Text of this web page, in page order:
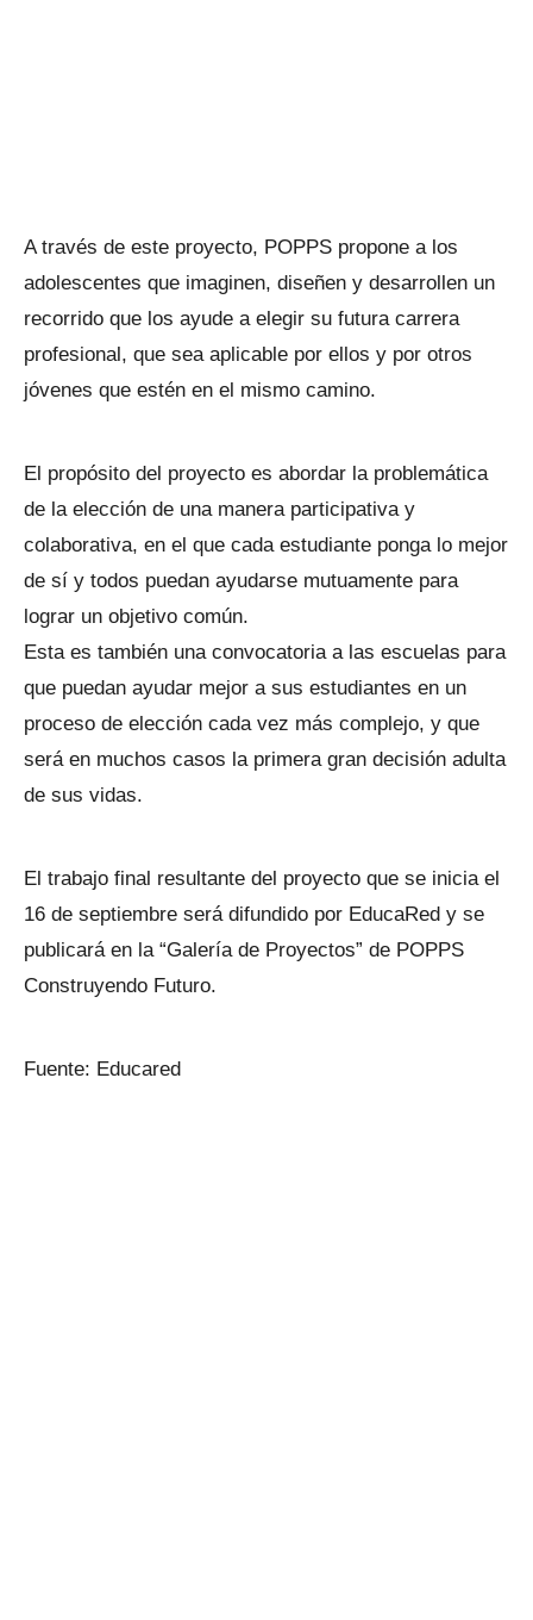
A través de este proyecto, POPPS propone a los
adolescentes que imaginen, diseñen y desarrollen un
recorrido que los ayude a elegir su futura carrera
profesional, que sea aplicable por ellos y por otros
jóvenes que estén en el mismo camino.
El propósito del proyecto es abordar la problemática
de la elección de una manera participativa y
colaborativa, en el que cada estudiante ponga lo mejor
de sí y todos puedan ayudarse mutuamente para
lograr un objetivo común.
Esta es también una convocatoria a las escuelas para
que puedan ayudar mejor a sus estudiantes en un
proceso de elección cada vez más complejo, y que
será en muchos casos la primera gran decisión adulta
de sus vidas.
El trabajo final resultante del proyecto que se inicia el
16 de septiembre será difundido por EducaRed y se
publicará en la “Galería de Proyectos” de POPPS
Construyendo Futuro.
Fuente: Educared